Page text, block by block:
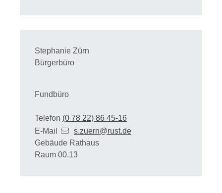
Stephanie Zürn
Bürgerbüro
Fundbüro
Telefon (0 78 22) 86 45-16
E-Mail
s.zuern@rust.de
Gebäude Rathaus
Raum 00.13